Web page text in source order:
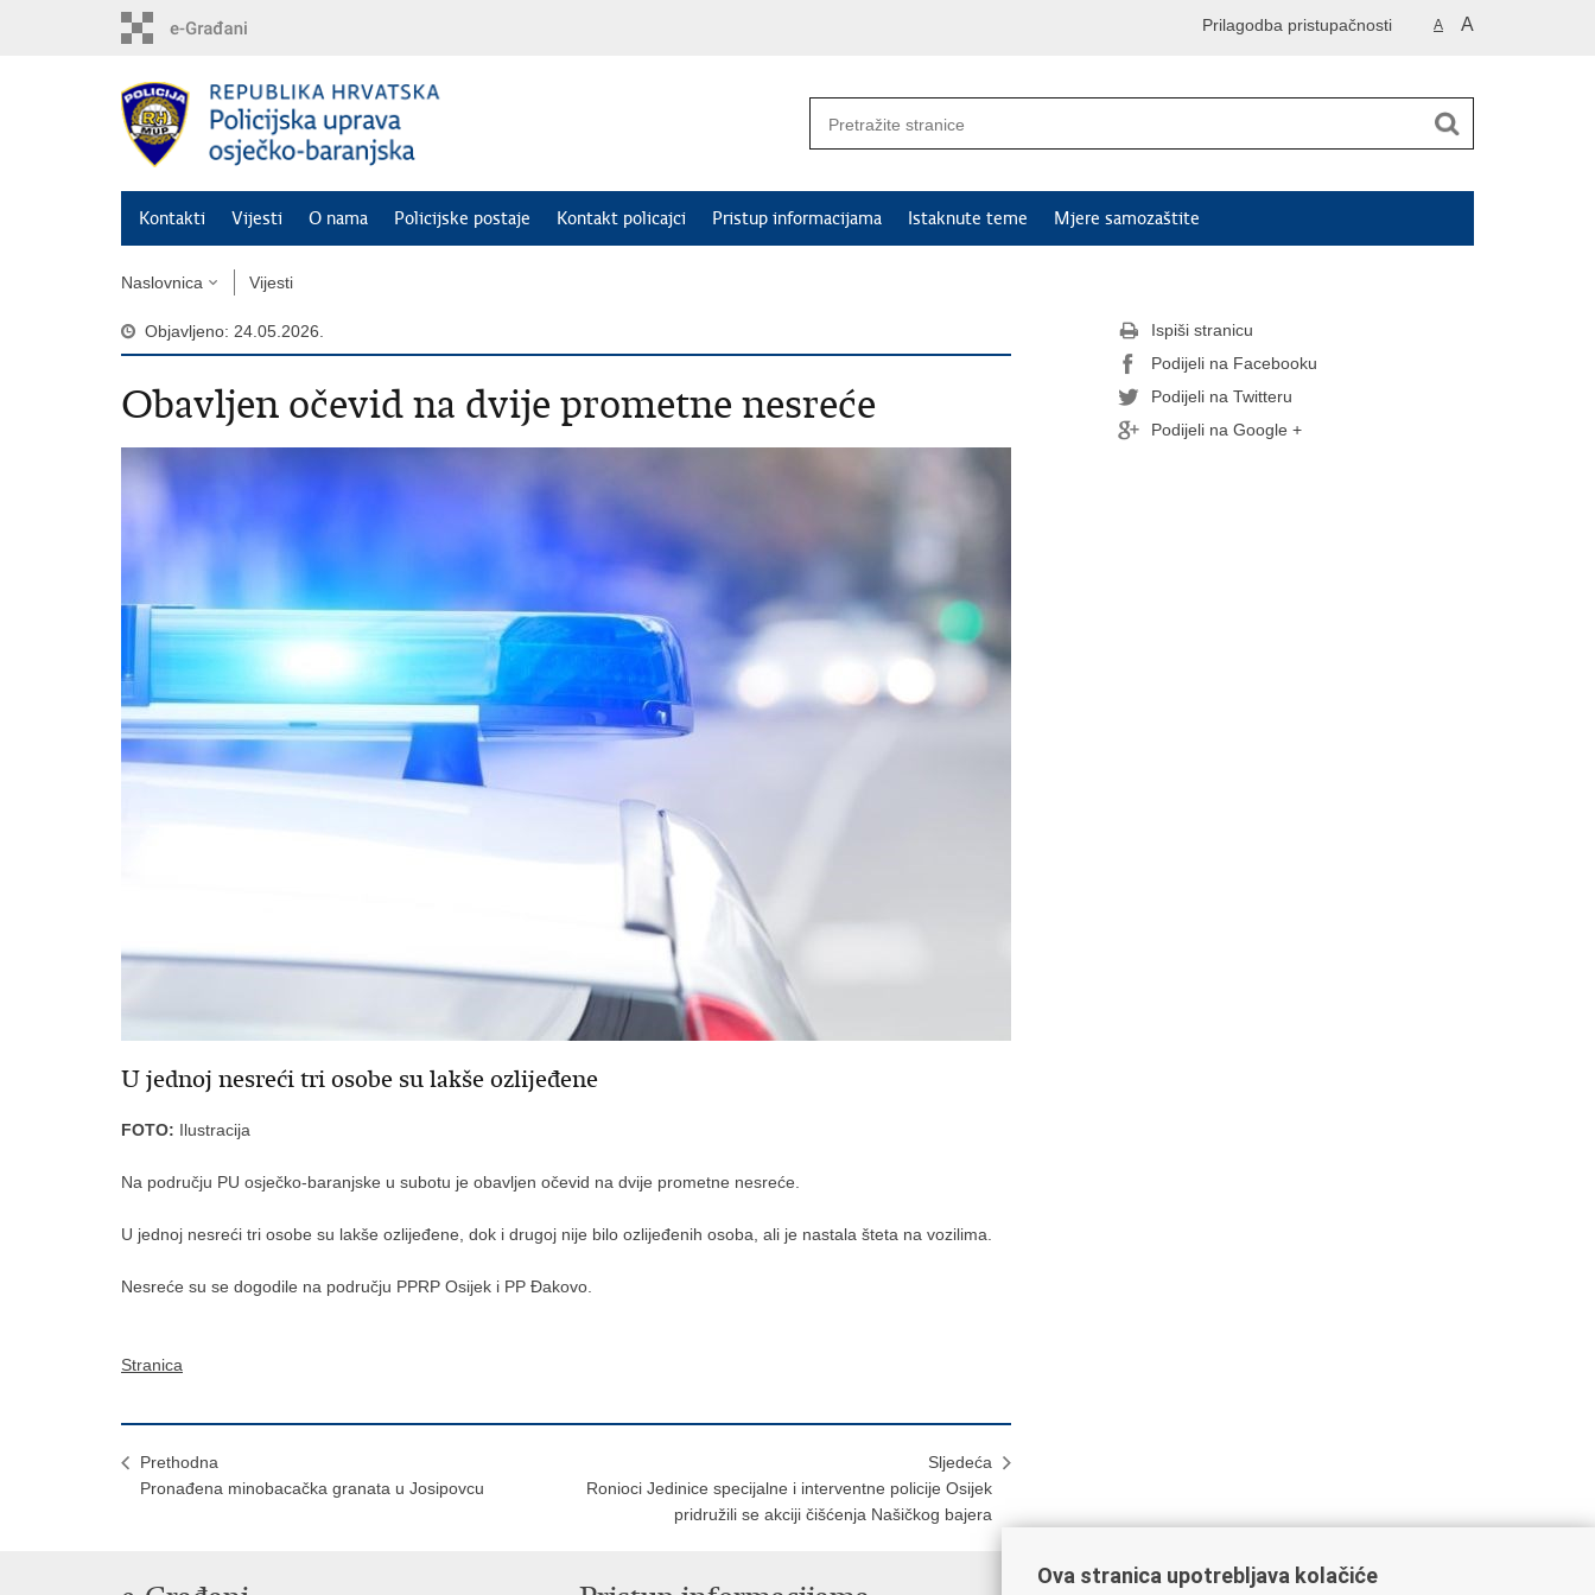
A A
Prilagodba pristupačnosti
Kontakti Vijesti O nama Policijske postaje Kontakt policajci Pristup informacijama Istaknute teme Mjere samozaštite
Naslovnica Vijesti
Objavljeno: 24.05.2026.
Obavljen očevid na dvije prometne nesreće
U jednoj nesreći tri osobe su lakše ozlijeđene
FOTO: Ilustracija
Na području PU osječko-baranjske u subotu je obavljen očevid na dvije prometne nesreće.
U jednoj nesreći tri osobe su lakše ozlijeđene, dok i drugoj nije bilo ozlijeđenih osoba, ali je nastala šteta na vozilima.
Nesreće su se dogodile na području PPRP Osijek i PP Đakovo.
Stranica
Prethodna
Pronađena minobacačka granata u Josipovcu
Sljedeća
Ronioci Jedinice specijalne i interventne policije Osijek
pridružili se akciji čišćenja Našičkog bajera
Ispiši stranicu
Podijeli na Facebooku
Podijeli na Twitteru
Podijeli na Google +
Ova stranica upotrebljava kolačiće